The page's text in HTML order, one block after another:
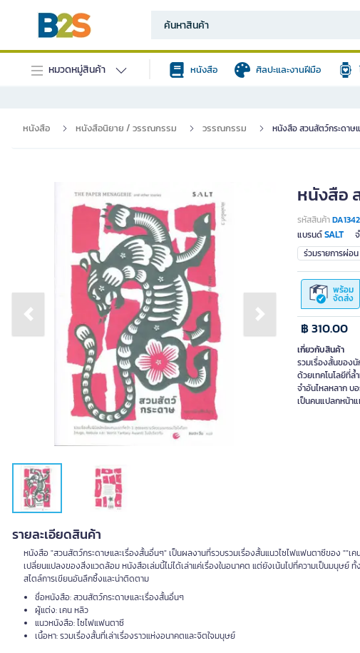
หมวดหมู่สินค้า หนังสือ ศิลปะและงานฝีมือ
หนังสือ หนังสือนิยาย / วรรณกรรม วรรณกรรม หนังสือ สวนสัตว์กระดาษ
Previous slide Next slide
หนังสือ
รหัสสินค้า
แบรนด์SALT
ร่วมรายการผ่อ
พร้อม
จัดส่ง
฿ 310.00
เกี่ยวกับสินค้า
รวมเรื่องสั้นของนั
ด้วยเทคโนโลยีที่
จำอันไหลหลาก บ
เป็นคนแปลกหน้า
รายละเอียดสินค้า
หนังสือ "สวนสัตว์กระดาษและเรื่องสั้นอื่นๆ" เป็นผลงานที่รวบรวมเรื่องสั้นแนวไซไฟแฟนตาซีของ ""เ
เปลี่ยนแปลงของสิ่งแวดล้อม หนังสือเล่มนี้ไม่ได้เล่าแค่เรื่องในอนาคต แต่ยังเน้นไปที่ความเป็นมนุษ
สไตล์การเขียนอันลึกซึ้งและน่าติดตาม
ชื่อหนังสือ: สวนสัตว์กระดาษและเรื่องสั้นอื่นๆ
ผู้แต่ง: เคน หลิว
แนวหนังสือ: ไซไฟแฟนตาซี
เนื้อหา: รวมเรื่องสั้นที่เล่าเรื่องราวแห่งอนาคตและจิตใจมนุษย์